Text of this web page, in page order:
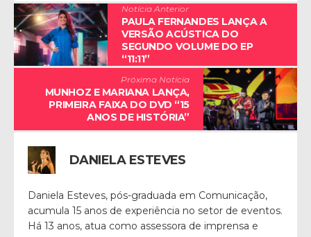
Notícia Anterior
PAULA FERNANDES LANÇA A
VERSÃO ACÚSTICA DO
SEGUNDO VOLUME DO EP
“11:11”
Próxima Notícia
MUNHOZ E MARIANA LANÇA,
PRIMEIRA FAIXA DO DVD “15
ANOS DE HISTÓRIA”
DANIELA ESTEVES
Daniela Esteves, pós-graduada em Comunicação,
acumula 15 anos de experiência no setor de eventos.
Há 13 anos, atua como assessora de imprensa e